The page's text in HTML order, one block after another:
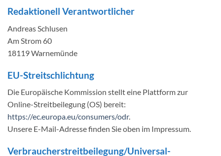
Redaktionell Verantwortlicher
Andreas Schlusen
Am Strom 60
18119 Warnemünde
EU-Streitschlichtung
Die Europäische Kommission stellt eine Plattform zur
Online-Streitbeilegung (OS) bereit:
https://ec.europa.eu/consumers/odr.
Unsere E-Mail-Adresse finden Sie oben im Impressum.
Verbraucher­streit­beilegung/Universal­